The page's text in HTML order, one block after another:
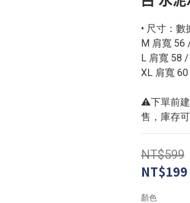
• 尺寸：
M 肩寬 56
L 肩寬 58
XL 肩寬
⚠️下單前建
售，庫存
NT$599
NT$199
顏色